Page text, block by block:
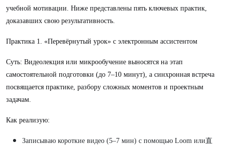
учебной мотивации. Ниже представлены пять ключевых практик,
доказавших свою результативность.
Практика 1. «Перевёрнутый урок» с электронным ассистентом
Суть: Видеолекция или микрообучение выносятся на этап
самостоятельной подготовки (до 7–10 минут), а синхронная встреча
посвящается практике, разбору сложных моментов и проектным
задачам.
Как реализую:
Записываю короткие видео (5–7 мин) с помощью Loom или直